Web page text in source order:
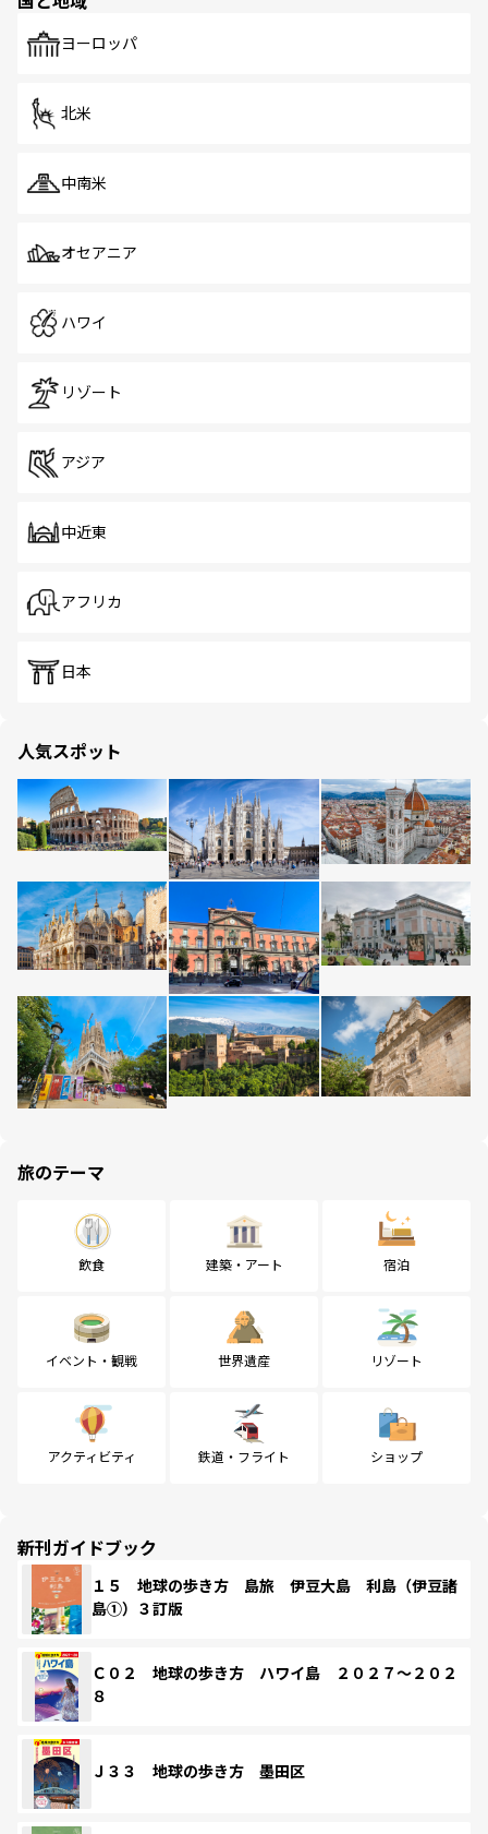
ヨーロッパ
北米
中南米
オセアニア
ハワイ
リゾート
アジア
中近東
アフリカ
日本
人気スポット
旅のテーマ
飲食 建築・アート 宿泊
イベント・観戦 世界遺産 リゾート
アクティビティ 鉄道・フライト ショップ
新刊ガイドブック
１５ 地球の歩き方 島旅 伊豆大島 利島（伊豆諸
島①）３訂版
Ｃ０２ 地球の歩き方 ハワイ島 ２０２７～２０２
８
Ｊ３３ 地球の歩き方 墨田区